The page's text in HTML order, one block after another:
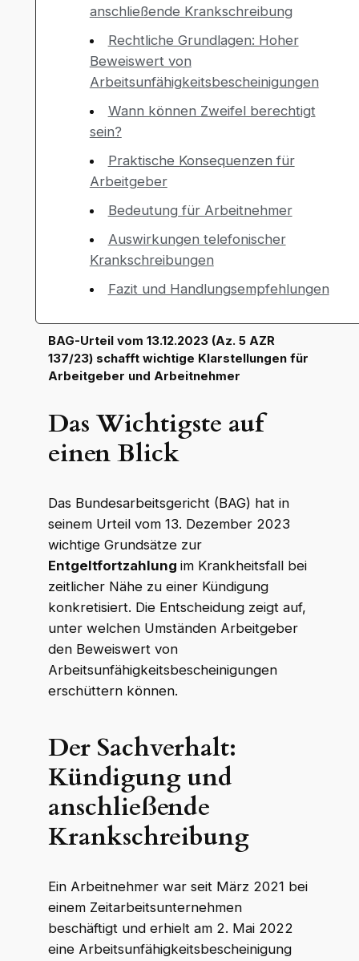
anschließende Krankschreibung
Rechtliche Grundlagen: Hoher
Beweiswert von
Arbeitsunfähigkeitsbescheinigungen
Wann können Zweifel berechtigt
sein?
Praktische Konsequenzen für
Arbeitgeber
Bedeutung für Arbeitnehmer
Auswirkungen telefonischer
Krankschreibungen
Fazit und Handlungsempfehlungen
BAG-Urteil vom 13.12.2023 (Az. 5 AZR
137/23) schafft wichtige Klarstellungen für
Arbeitgeber und Arbeitnehmer
Das Wichtigste auf
einen Blick
Das Bundesarbeitsgericht (BAG) hat in
seinem Urteil vom 13. Dezember 2023
wichtige Grundsätze zur
Entgeltfortzahlung im Krankheitsfall bei
zeitlicher Nähe zu einer Kündigung
konkretisiert. Die Entscheidung zeigt auf,
unter welchen Umständen Arbeitgeber
den Beweiswert von
Arbeitsunfähigkeitsbescheinigungen
erschüttern können.
Der Sachverhalt:
Kündigung und
anschließende
Krankschreibung
Ein Arbeitnehmer war seit März 2021 bei
einem Zeitarbeitsunternehmen
beschäftigt und erhielt am 2. Mai 2022
eine Arbeitsunfähigkeitsbescheinigung